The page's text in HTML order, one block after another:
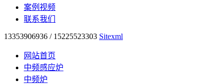
案例视频
联系我们
13353906936 / 15225523303 Sitexml
网站首页
中频感应炉
中频炉